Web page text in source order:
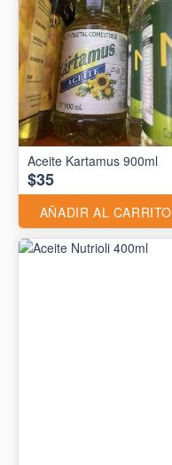
Aceite Kartamus 900ml
$35
AÑADIR AL CARRITO